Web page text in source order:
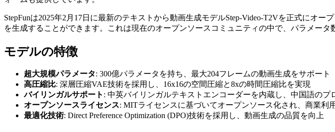
StepFunは2025年2月17日に最新のテキストから動画生成モデルStep-Video-T2Vを正式にオ
を生成することができます。これは現在のオープンソースコミュニティの中で、パラメータ
モデルの特徴
超大規模パラメータ: 300億パラメータを持ち、最大204フレームの動画生成をサポート
高圧縮比: 深層圧縮VAE技術を採用し、16x16の空間圧縮と8xの時間圧縮比を実現
バイリンガルサポート : 中英バイリンガルテキストエンコーダーを内蔵し、中国語のプ
オープンソースライセンス: MITライセンスに基づいてオープンソース化され、商業利
最適化技術: Direct Preference Optimization (DPO)技術を採用し、動画生成の品質を向上